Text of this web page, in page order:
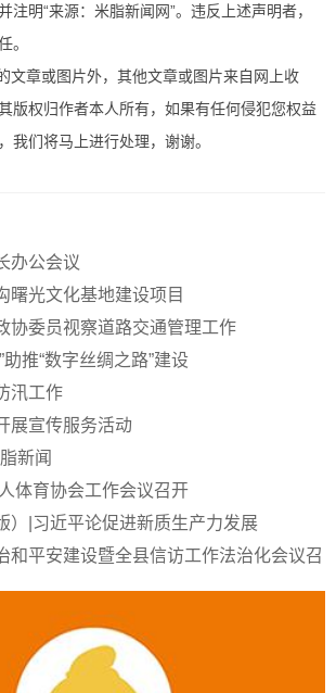
注明“来源：米脂新闻网”。违反上述声明者，
。
文章或图片外，其他文章或图片来自网上收
版权归作者本人所有，如果有任何侵犯您权益
我们将马上进行处理，谢谢。
办公会议
曙光文化基地建设项目
协委员视察道路交通管理工作
助推“数字丝绸之路”建设
汛工作
展宣传服务活动
新闻
体育协会工作会议召开
）|习近平论促进新质生产力发展
和平安建设暨全县信访工作法治化会议召